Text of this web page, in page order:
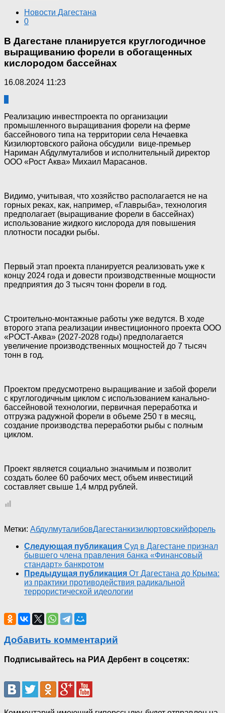
Новости Дагестана
0
В Дагестане планируется круглогодичное
выращиванию форели в обогащенных
кислородом бассейнах
16.08.2024 11:23
Реализацию инвестпроекта по организации
промышленного выращивания форели на ферме
бассейнового типа на территории села Нечаевка
Кизилюртовского района обсудили вице-премьер
Нариман Абдулмуталибов и исполнительный директор
ООО «Рост Аква» Михаил Марасанов.
Видимо, учитывая, что хозяйство располагается не на
горных реках, как, например, «Главрыба», технология
предполагает (выращивание форели в бассейнах)
использование жидкого кислорода для повышения
плотности посадки рыбы.
Первый этап проекта планируется реализовать уже к
концу 2024 года и довести производственные мощности
предприятия до 3 тысяч тонн форели в год.
Строительно-монтажные работы уже ведутся. В ходе
второго этапа реализации инвестиционного проекта ООО
«РОСТ-Аква» (2027-2028 годы) предполагается
увеличение производственных мощностей до 7 тысяч
тонн в год.
Проектом предусмотрено выращивание и забой форели
с круглогодичным циклом с использованием канально-
бассейновой технологии, первичная переработка и
отгрузка радужной форели в объеме 250 т в месяц,
создание производства переработки рыбы с полным
циклом.
Проект является социально значимым и позволит
создать более 60 рабочих мест, объем инвестиций
составляет свыше 1,4 млрд рублей.
Метки: АбдулмуталибовДагестанкизилюртовскийфорель
Следующая публикация Суд в Дагестане признал
бывшего члена правления банка «Финансовый
стандарт» банкротом
Предыдущая публикация От Дагестана до Крыма:
из практики противодействия радикальной
террористической идеологии
Добавить комментарий
Подписывайтесь на РИА Дербент в соцсетях: